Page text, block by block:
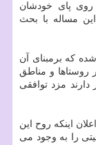
روی پای خودشان
این مساله با بحث
که برمبنای آن
روستاها و مناطق
برخوردار که کارگاههای زیر ۱۰ نفر دارند مزد توافقی
اینکه روح این
را به وجود می